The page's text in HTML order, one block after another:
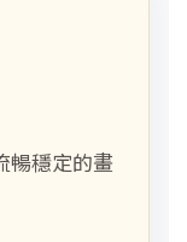
暢穩定的畫